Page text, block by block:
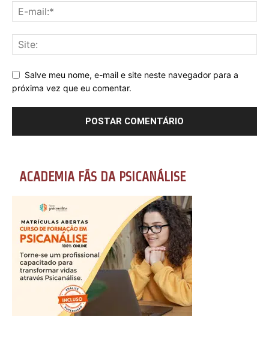
Salve meu nome, e-mail e site neste navegador para a
próxima vez que eu comentar.
ACADEMIA FÃS DA PSICANÁLISE